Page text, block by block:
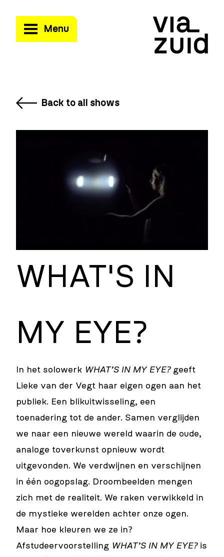
Menu
Back to all shows
WHAT'S IN
MY EYE?
In het solowerk WHAT’S IN MY EYE?geeft
Lieke van der Vegt haar eigen ogen aan het
publiek. Een blikuitwisseling, een
toenadering tot de ander. Samen verglijden
we naar een nieuwe wereld waarin de oude,
analoge toverkunst opnieuw wordt
uitgevonden. We verdwijnen en verschijnen
in één oogopslag. Droombeelden mengen
zich met de realiteit. We raken verwikkeld in
de mystieke werelden achter onze ogen.
Maar hoe kleuren we ze in?
Afstudeervoorstelling WHAT’S IN MY EYE?is